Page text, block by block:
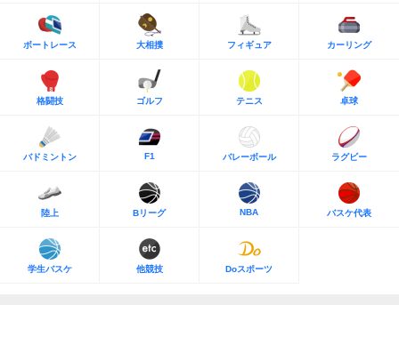
ボートレース 大相撲 フィギュア カーリング
格闘技 ゴルフ テニス 卓球
バドミントン F1 バレーボール ラグビー
陸上 Bリーグ NBA バスケ代表
学生バスケ 他競技 Doスポーツ